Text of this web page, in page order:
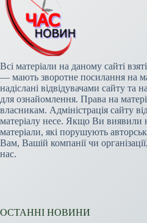
Всі матеріали на даному сайті
— мають зворотне посилання на
надіслані відвідувачами сайту та
для ознайомлення. Права на
власникам. Адміністрація сайту
матеріалу несе. Якщо Ви виявили
матеріали, які порушують
Вам, Вашій компанії чи
нас.
ОСТАННІ НОВИНИ